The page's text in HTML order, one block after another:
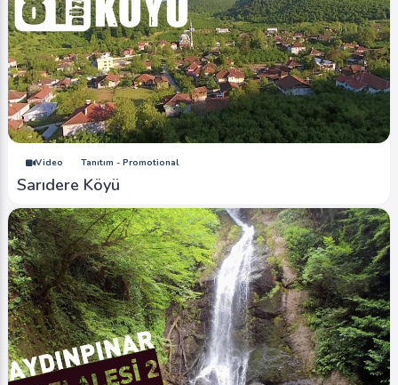
Video Tanıtım - Promotional
Sarıdere Köyü